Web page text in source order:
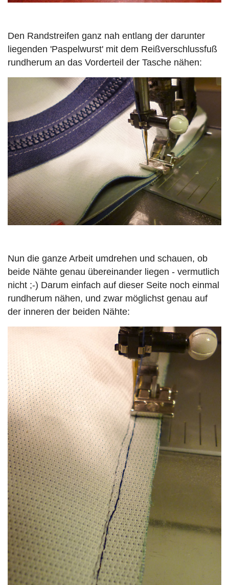
Den Randstreifen ganz nah entlang der darunter
liegenden 'Paspelwurst' mit dem Reißverschlussfuß
rundherum an das Vorderteil der Tasche nähen:
Nun die ganze Arbeit umdrehen und schauen, ob
beide Nähte genau übereinander liegen - vermutlich
nicht ;-) Darum einfach auf dieser Seite noch einmal
rundherum nähen, und zwar möglichst genau auf
der inneren der beiden Nähte: